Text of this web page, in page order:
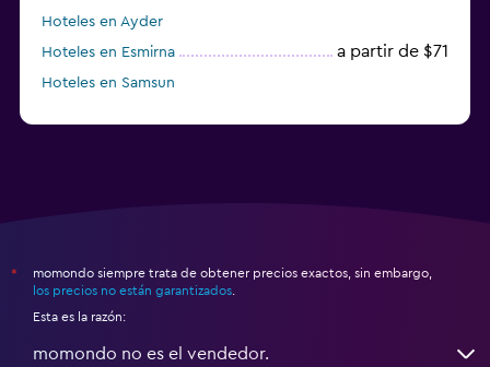
Hoteles en Ayder
Hoteles en Esmirna
a partir de $71
Hoteles en Samsun
*
momondo siempre trata de obtener precios exactos, sin embargo,
los precios no están garantizados
Esta es la razón:
momondo no es el vendedor.